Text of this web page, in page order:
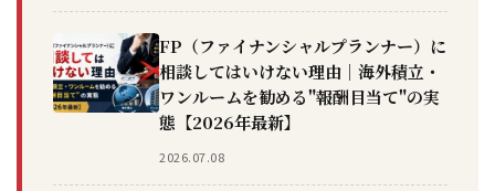
FP（ファイナンシャルプランナー）に
相談してはいけない理由｜海外積立・
ワンルームを勧める"報酬目当て"の実
態【2026年最新】
2026.07.08